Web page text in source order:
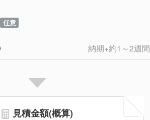
任意
納期+約1～2週間
見積金額(概算)